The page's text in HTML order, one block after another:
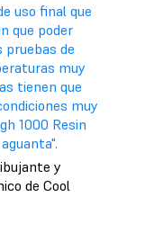
uso final que
que poder
de
muy
tienen que
muy
1000 Resin
y
de Cool